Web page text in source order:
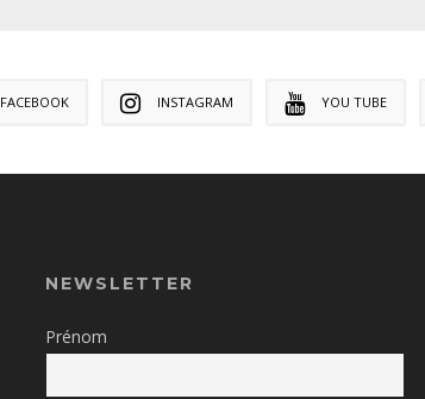
FACEBOOK INSTAGRAM YOU TUBE
NEWSLETTER
Prénom